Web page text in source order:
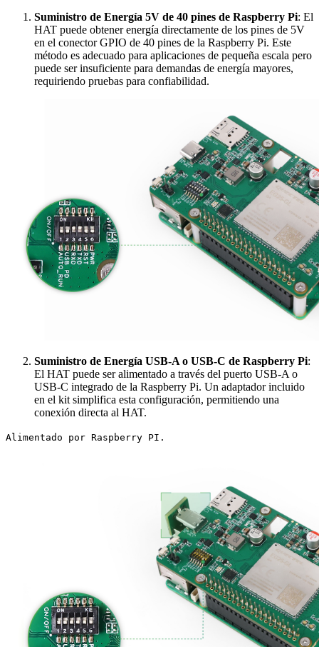
Suministro de Energía 5V de 40 pines de Raspberry Pi: El
HAT puede obtener energía directamente de los pines de 5V
en el conector GPIO de 40 pines de la Raspberry Pi. Este
método es adecuado para aplicaciones de pequeña escala pero
puede ser insuficiente para demandas de energía mayores,
requiriendo pruebas para confiabilidad.
Suministro de Energía USB-A o USB-C de Raspberry Pi:
El HAT puede ser alimentado a través del puerto USB-A o
USB-C integrado de la Raspberry Pi. Un adaptador incluido
en el kit simplifica esta configuración, permitiendo una
conexión directa al HAT.
Alimentado por Raspberry PI.